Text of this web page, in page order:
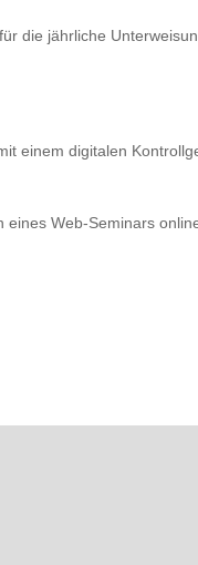
die jährliche
einem digitalen
Web-Seminars